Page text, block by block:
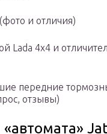
и отличия)
Lada 4х4 и
передние
отзывы)
«автомата»